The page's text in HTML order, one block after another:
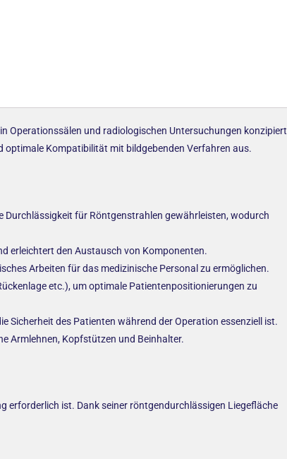
Operationssälen und radiologischen Untersuchungen konzipiert
optimale Kompatibilität mit bildgebenden Verfahren aus.
Durchlässigkeit für Röntgenstrahlen gewährleisten, wodurch
erleichtert den Austausch von Komponenten.
Arbeiten für das medizinische Personal zu ermöglichen.
etc.), um optimale Patientenpositionierungen zu
Sicherheit des Patienten während der Operation essenziell ist.
Armlehnen, Kopfstützen und Beinhalter.
erforderlich ist. Dank seiner röntgendurchlässigen Liegefläche